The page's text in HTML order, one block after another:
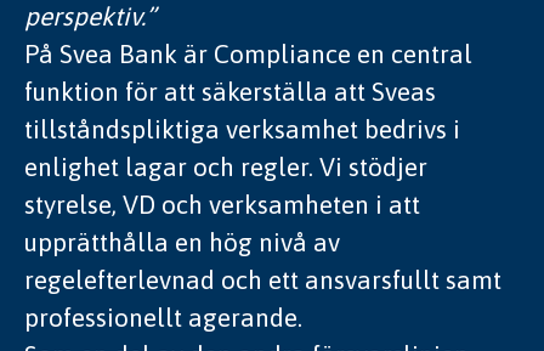
perspektiv.”
På Svea Bank är Compliance en central
funktion för att säkerställa att Sveas
tillståndspliktiga verksamhet bedrivs i
enlighet lagar och regler. Vi stödjer
styrelse, VD och verksamheten i att
upprätthålla en hög nivå av
regelefterlevnad och ett ansvarsfullt samt
professionellt agerande.